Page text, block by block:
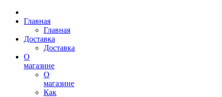
Главная
Главная
Доставка
Доставка
О
магазине
О
магазине
Как